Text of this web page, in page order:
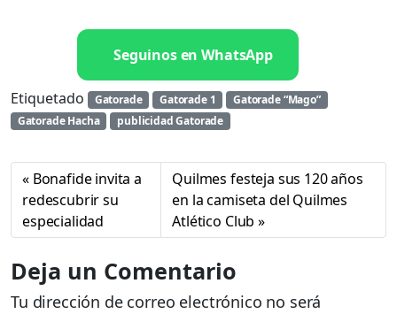
Seguinos en WhatsApp
Etiquetado Gatorade Gatorade 1
Gatorade “Mago”
Gatorade Hacha
publicidad Gatorade
Bonafide invita a
redescubrir su
especialidad
Quilmes festeja sus 120 años
en la camiseta del Quilmes
Atlético Club
Deja un Comentario
Tu dirección de correo electrónico no será